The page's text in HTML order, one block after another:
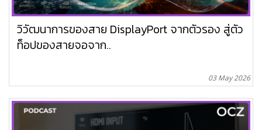
วิวัฒนาการของสาย DisplayPort จากตัวรอง สู่ตัว
ท็อปของสายจอจาก..
03 May 2026